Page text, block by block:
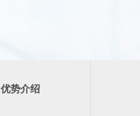
优势介绍